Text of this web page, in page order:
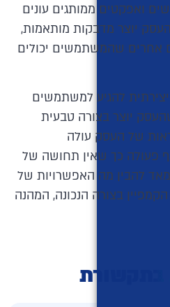
ואפקטים ממותגים עונים
יוצר מדבקות מותאמות,
אחרים שהמשתמשים יכולים
יצירתית להגיע למשתמשים
יוצר בצורה טבעית
של העסק עולה
פעולה כך שאין תחושה של
מאד להבין מה האפשרויות של
בצורה הנכונה, המהנה
בתקשורת